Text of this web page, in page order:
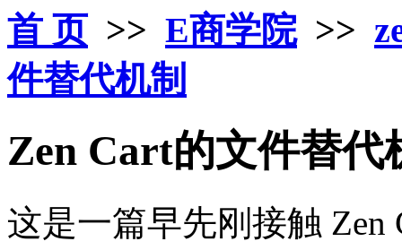
首 页>> E商学院>>
件替代机制
Zen Cart的文件替代
这是一篇早先刚接触